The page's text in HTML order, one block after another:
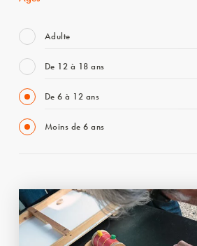
Adulte
De 12 à 18 ans
De 6 à 12 ans
Moins de 6 ans